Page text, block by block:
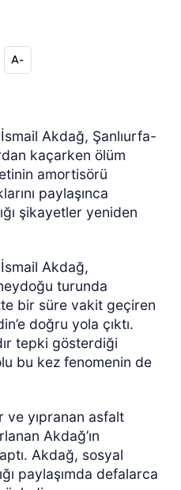
A-
Akdağ, Şanlıurfa-
kaçarken ölüm
amortisörü
paylaşınca
şikayetler yeniden
Akdağ,
turunda
bir süre vakit geçiren
doğru yola çıktı.
tepki gösterdiği
bu kez fenomenin de
ve yıpranan asfalt
Akdağ’ın
Akdağ, sosyal
paylaşımda defalarca